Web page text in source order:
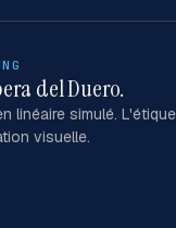
del Duero.
linéaire simulé.
visuelle.